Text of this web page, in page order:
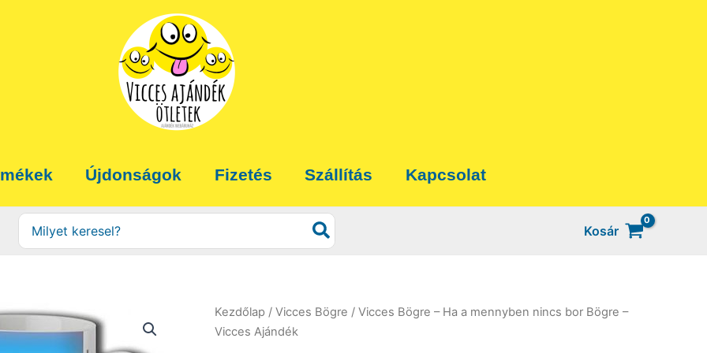
Újdonságok Fizetés Szállítás Kapcsolat
Search
for:
Kosár
Kezdőlap / Vicces Bögre / Vicces Bögre – Ha a mennyben nincs bor Bögre –
Vicces Ajándék